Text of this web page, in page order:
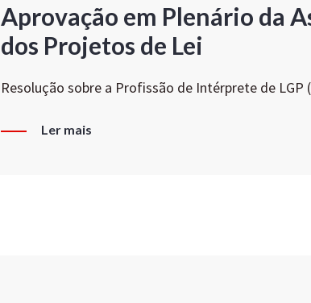
Aprovação em Plenário da
dos Projetos de Lei
Resolução sobre a Profissão de Intérprete de LGP
Ler mais